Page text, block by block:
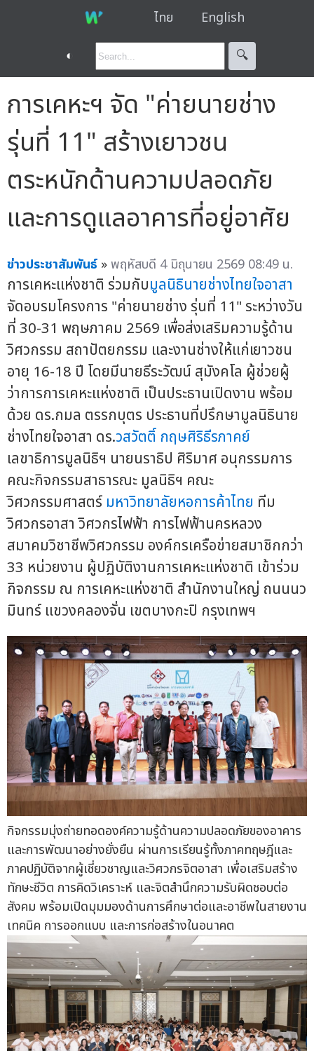
ไทย English
◐ 🔍︎
การเคหะฯ จัด "ค่ายนายช่าง
รุ่นที่ 11" สร้างเยาวชน
ตระหนักด้านความปลอดภัย
และการดูแลอาคารที่อยู่อาศัย
ข่าวประชาสัมพันธ์ »พฤหัสบดี 4 มิถุนายน 2569 08:49 น.
การเคหะแห่งชาติ ร่วมกับมูลนิธินายช่างไทยใจอาสา
จัดอบรมโครงการ "ค่ายนายช่าง รุ่นที่ 11" ระหว่างวัน
ที่ 30-31 พฤษภาคม 2569 เพื่อส่งเสริมความรู้ด้าน
วิศวกรรม สถาปัตยกรรม และงานช่างให้แก่เยาวชน
อายุ 16-18 ปี โดยมีนายธีระวัฒน์ สุมังคโล ผู้ช่วยผู้
ว่าการการเคหะแห่งชาติ เป็นประธานเปิดงาน พร้อม
ด้วย ดร.กมล ตรรกบุตร ประธานที่ปรึกษามูลนิธินาย
ช่างไทยใจอาสา ดร.วสวัตติ์ กฤษศิริธีรภาคย์
เลขาธิการมูลนิธิฯ นายนราธิป ศิริมาศ อนุกรรมการ
คณะกิจกรรมสาธารณะ มูลนิธิฯ คณะ
วิศวกรรมศาสตร์ มหาวิทยาลัยหอการค้าไทย ทีม
วิศวกรอาสา วิศวกรไฟฟ้า การไฟฟ้านครหลวง
สมาคมวิชาชีพวิศวกรรม องค์กรเครือข่ายสมาชิกกว่า
33 หน่วยงาน ผู้ปฏิบัติงานการเคหะแห่งชาติ เข้าร่วม
กิจกรรม ณ การเคหะแห่งชาติ สำนักงานใหญ่ ถนนนว
มินทร์ แขวงคลองจั่น เขตบางกะปิ กรุงเทพฯ
กิจกรรมมุ่งถ่ายทอดองค์ความรู้ด้านความปลอดภัยของอาคาร
และการพัฒนาอย่างยั่งยืน ผ่านการเรียนรู้ทั้งภาคทฤษฎีและ
ภาคปฏิบัติจากผู้เชี่ยวชาญและวิศวกรจิตอาสา เพื่อเสริมสร้าง
ทักษะชีวิต การคิดวิเคราะห์ และจิตสำนึกความรับผิดชอบต่อ
สังคม พร้อมเปิดมุมมองด้านการศึกษาต่อและอาชีพในสายงาน
เทคนิค การออกแบบ และการก่อสร้างในอนาคต